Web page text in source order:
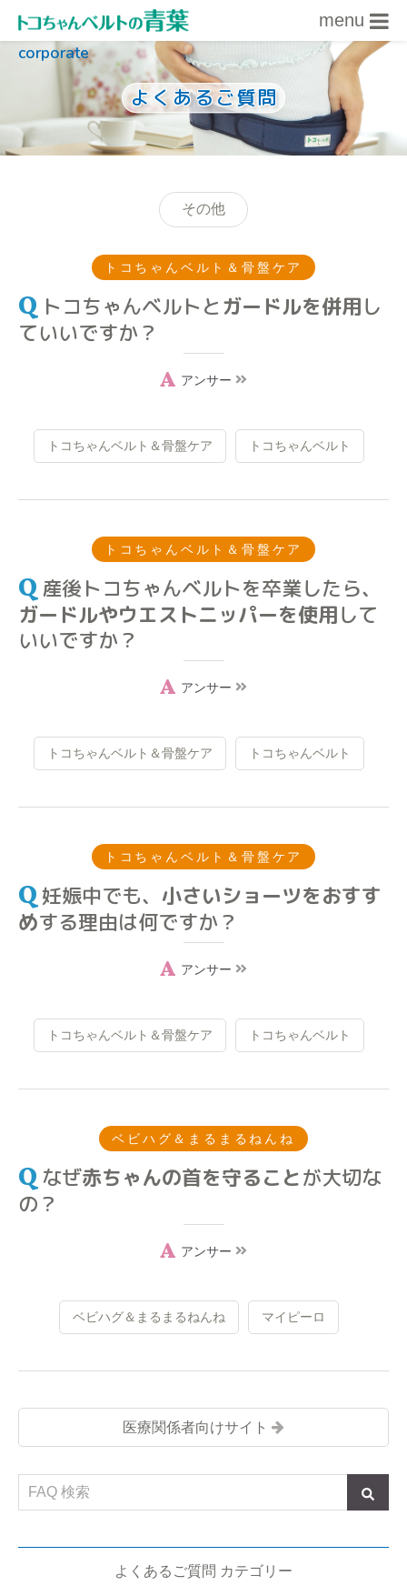
内容をスキップ
menu
corporate
よくあるご質問
その他
トコちゃんベルト＆骨盤ケア
トコちゃんベルトとガードルを併用し
ていいですか？
アンサー
トコちゃんベルト＆骨盤ケア トコちゃんベルト
トコちゃんベルト＆骨盤ケア
産後トコちゃんベルトを卒業したら、
ガードルやウエストニッパーを使用して
いいですか？
アンサー
トコちゃんベルト＆骨盤ケア トコちゃんベルト
トコちゃんベルト＆骨盤ケア
妊娠中でも、 小さいショーツをおすす
めする理由は何ですか？
アンサー
トコちゃんベルト＆骨盤ケア トコちゃんベルト
ベビハグ＆まるまるねんね
なぜ赤ちゃんの首を守ることが大切な
の？
アンサー
ベビハグ＆まるまるねんね マイピーロ
医療関係者向けサイト
よくあるご質問 カテゴリー